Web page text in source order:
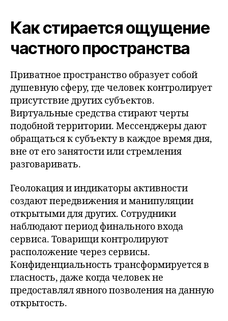
Как стирается ощущение
частного пространства
Приватное пространство образует собой
душевную сферу, где человек контролирует
присутствие других субъектов.
Виртуальные средства стирают черты
подобной территории. Мессенджеры дают
обращаться к субъекту в каждое время дня,
вне от его занятости или стремления
разговаривать.
Геолокация и индикаторы активности
создают передвижения и манипуляции
открытыми для других. Сотрудники
наблюдают период финального входа
сервиса. Товарищи контролируют
расположение через сервисы.
Конфиденциальность трансформируется в
гласность, даже когда человек не
предоставлял явного позволения на данную
открытость.